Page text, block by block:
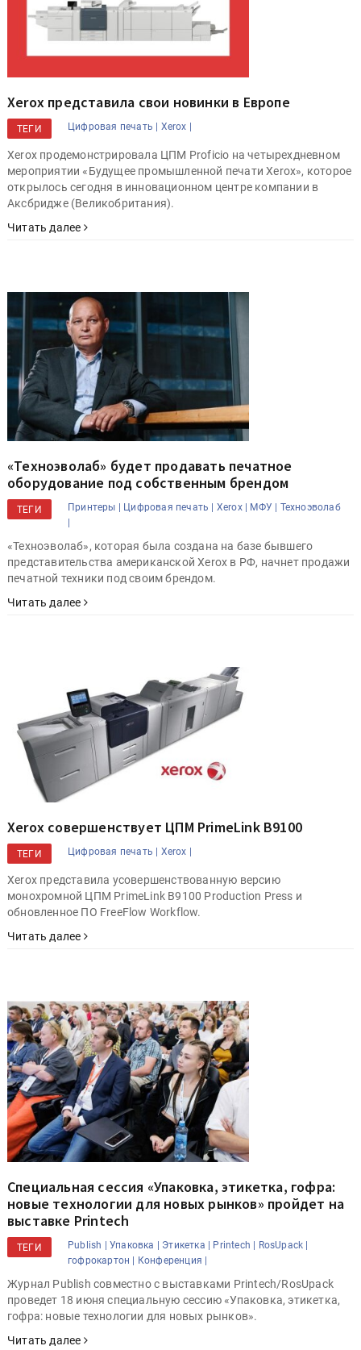
Xerox представила свои новинки в Европе
ТЕГИ Цифровая печать | Xerox |
Xerox продемонстрировала ЦПМ Proficio на четырехдневном
мероприятии «Будущее промышленной печати Xerox», которое
открылось сегодня в инновационном центре компании в
Аксбридже (Великобритания).
Читать далее
«Техноэволаб» будет продавать печатное
оборудование под собственным брендом
ТЕГИ Принтеры | Цифровая печать | Xerox | МФУ | Техноэволаб
|
«Техноэволаб», которая была создана на базе бывшего
представительства американской Xerox в РФ, начнет продажи
печатной техники под своим брендом.
Читать далее
Xerox совершенствует ЦПМ PrimeLink B9100
ТЕГИ Цифровая печать | Xerox |
Xerox представила усовершенствованную версию
монохромной ЦПМ PrimeLink B9100 Production Press и
обновленное ПО FreeFlow Workflow.
Читать далее
Специальная сессия «Упаковка, этикетка, гофра:
новые технологии для новых рынков» пройдет на
выставке Printech
ТЕГИ Publish | Упаковка | Этикетка | Printech | RosUpack |
гофрокартон | Конференция |
Журнал Publish совместно с выставками Printech/RosUpack
проведет 18 июня специальную сессию «Упаковка, этикетка,
гофра: новые технологии для новых рынков».
Читать далее